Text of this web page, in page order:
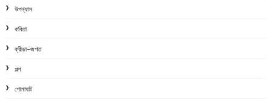
উপন্যাস
কবিতা
ক্রীড়া-জগত
গল্প
গোলাঘাট